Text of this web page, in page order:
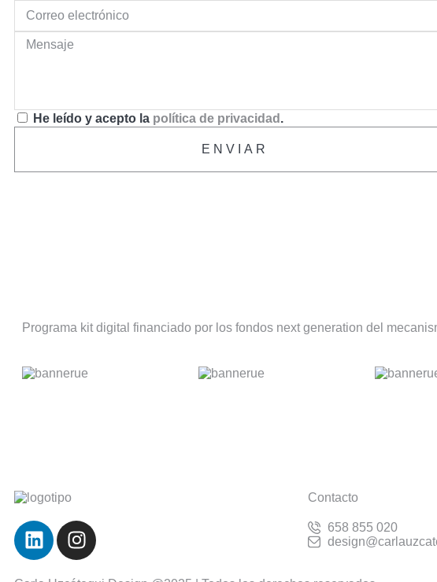
He leído y acepto la política de privacidad .
ENVIAR
Programa kit digital financiado por los fondos next generation del
Contacto
658 855 020